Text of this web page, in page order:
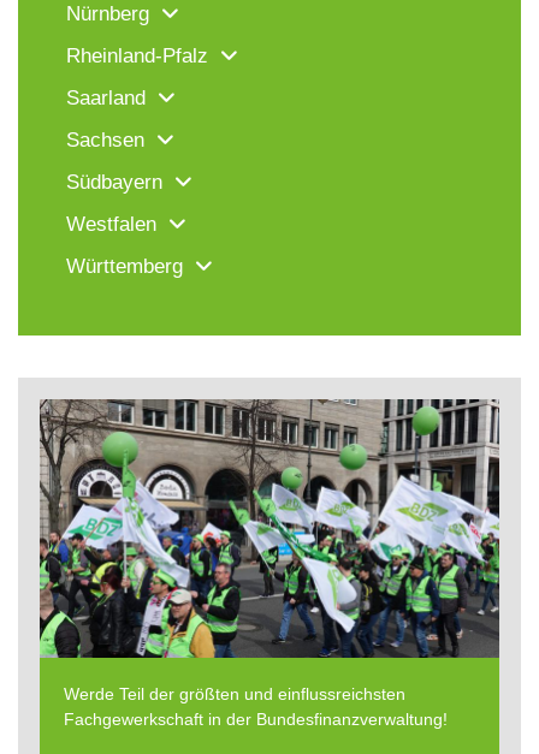
Nürnberg
Rheinland-Pfalz
Saarland
Sachsen
Südbayern
Westfalen
Württemberg
Werde Teil der größten und einflussreichsten
Fachgewerkschaft in der Bundesfinanzverwaltung!